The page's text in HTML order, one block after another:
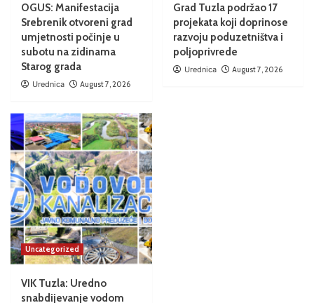
OGUS: Manifestacija
Srebrenik otvoreni grad
umjetnosti počinje u
subotu na zidinama
Starog grada
Urednica August 7, 2026
Grad Tuzla podržao 17
projekata koji doprinose
razvoju poduzetništva i
poljoprivrede
Urednica August 7, 2026
Uncategorized
VIK Tuzla: Uredno
snabdijevanje vodom